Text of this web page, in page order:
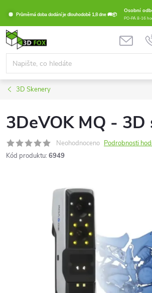
obsah
Průměrná doba dodání je dlouhodobě 1,8 dne 🚚📦
Osobní
PO-PÁ 8-16
3D Skenery
3DeVOK MQ - 3D
Neohodnoceno Podrobnosti
Kód produktu: 6949